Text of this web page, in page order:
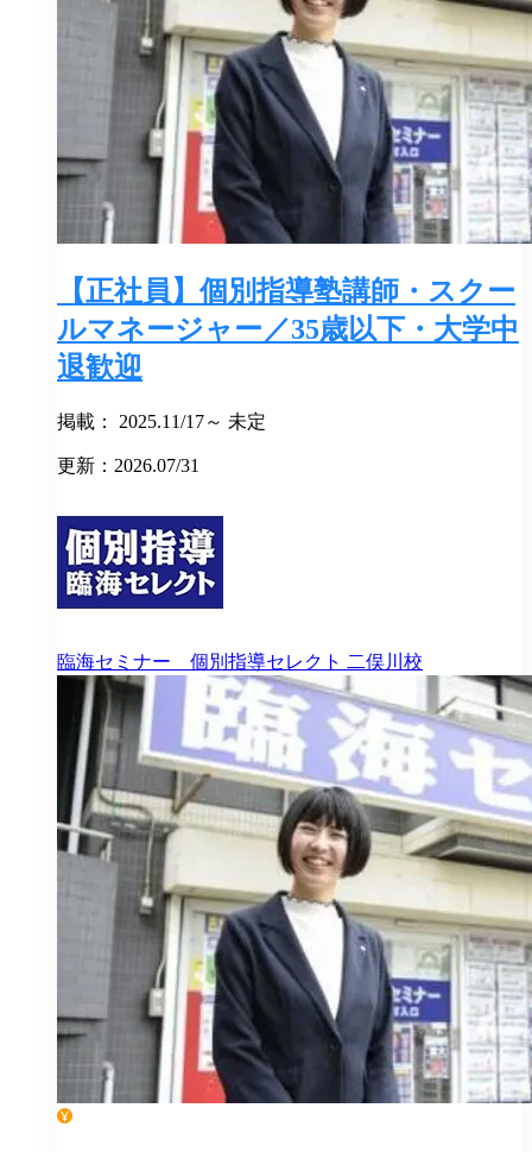
【正社員】個別指導塾講師・スクー
ルマネージャー／35歳以下・大学中
退歓迎
掲載： 2025.11/17～ 未定
更新：2026.07/31
臨海セミナー 個別指導セレクト 二俣川校